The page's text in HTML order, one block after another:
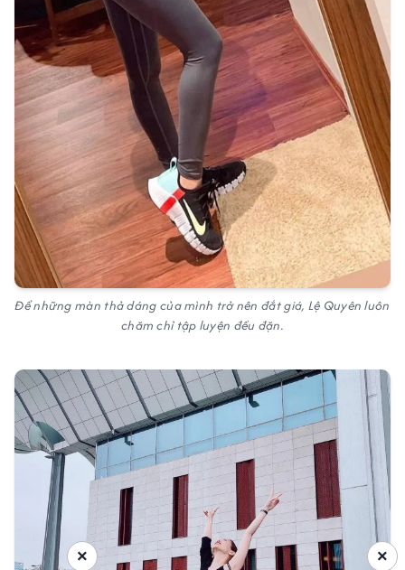
Để những màn thả dáng của mình trở nên đắt giá, Lệ Quyên luôn
chăm chỉ tập luyện đều đặn.
×
×